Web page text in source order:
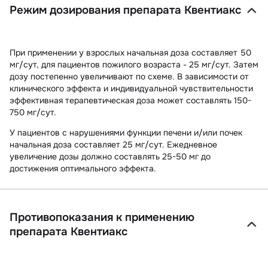
Режим дозирования препарата Квентиакс
При применении у взрослых начальная доза составляет 50
мг/сут, для пациентов пожилого возраста - 25 мг/сут. Затем
дозу постепенно увеличивают по схеме. В зависимости от
клинического эффекта и индивидуальной чувствительности
эффективная терапевтическая доза может составлять 150-
750 мг/сут.
У пациентов с нарушениями функции печени и/или почек
начальная доза составляет 25 мг/сут. Ежедневное
увеличение дозы должно составлять 25-50 мг до
достижения оптимального эффекта.
Противопоказания к применению
препарата Квентиакс